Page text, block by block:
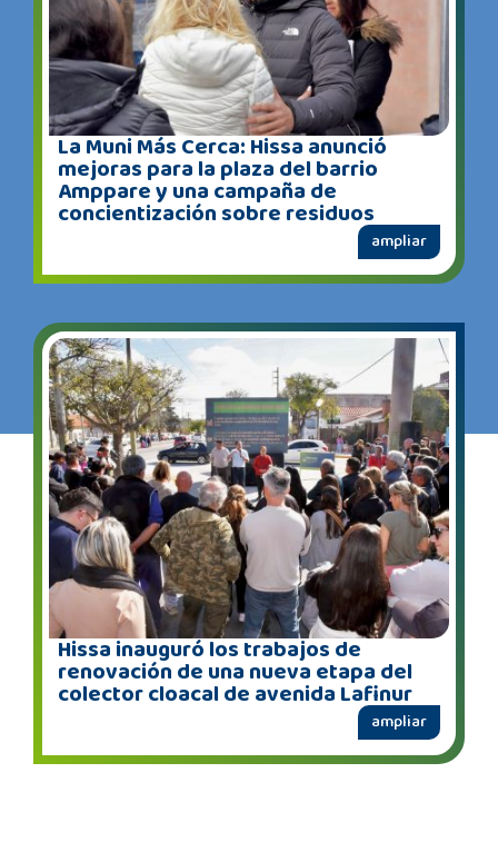
La Muni Más Cerca: Hissa anunció
mejoras para la plaza del barrio
Amppare y una campaña de
concientización sobre residuos
ampliar
Hissa inauguró los trabajos de
renovación de una nueva etapa del
colector cloacal de avenida Lafinur
ampliar